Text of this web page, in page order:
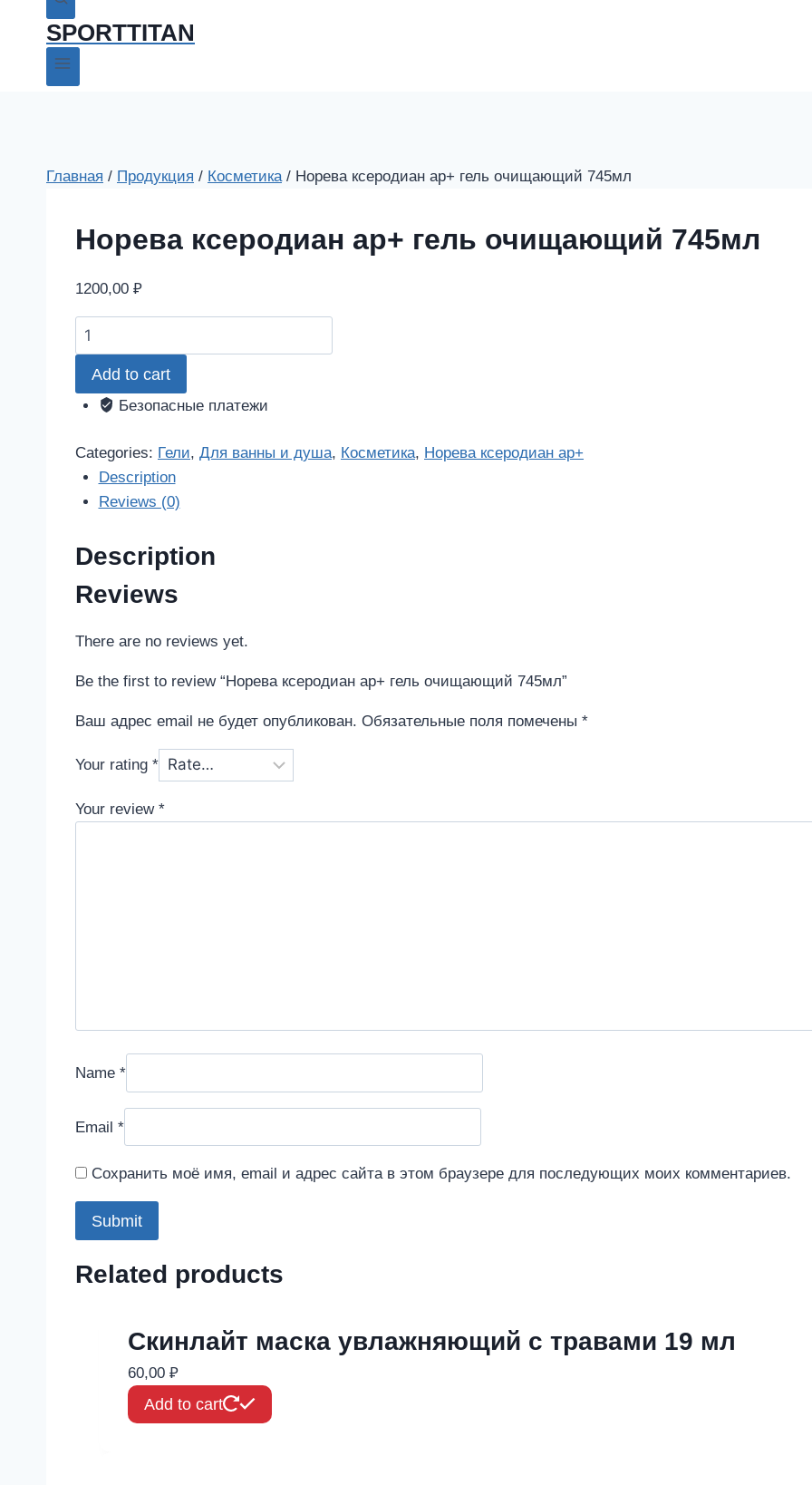
SPORTTITAN
Главная / Продукция / Косметика / Норева ксеродиан ap+ гель очищающий 745мл
Норева ксеродиан ap+ гель очищающий 745мл
1200,00 ₽
Норева
ксеродиан
ap+
гель
745мл
quantity
Add to cart
Безопасные платежи
Categories: Гели, Для ванны и душа, Косметика, Норева ксеродиан ар+
Description
Reviews (0)
Description
Reviews
There are no reviews yet.
Be the first to review “Норева ксеродиан ap+ гель очищающий 745мл”
Ваш адрес email не будет опубликован. Обязательные поля помечены *
Your rating *
Your review *
Name *
Email *
Сохранить моё имя, email и адрес сайта в этом браузере для последующих моих комментариев.
Related products
Скинлайт маска увлажняющий с травами 19 мл
60,00 ₽
Add to cart